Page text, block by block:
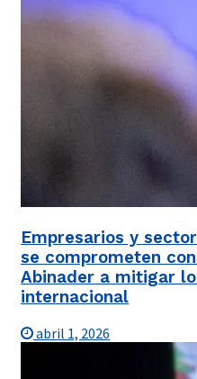
Empresarios y
se comprometen
Abinader a mitigar
internacional
abril 1, 2026